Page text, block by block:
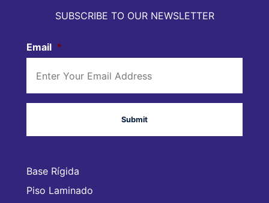
Base Rígida
Piso Laminado
SUBSCRIBE TO OUR NEWSLETTER
Email *